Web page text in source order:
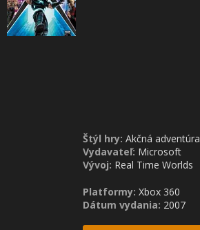
Štýl hry: Akčná adventúra
Vydavateľ: Microsoft
Vývoj: Real Time Worlds
Platformy: Xbox 360
Dátum vydania: 2007